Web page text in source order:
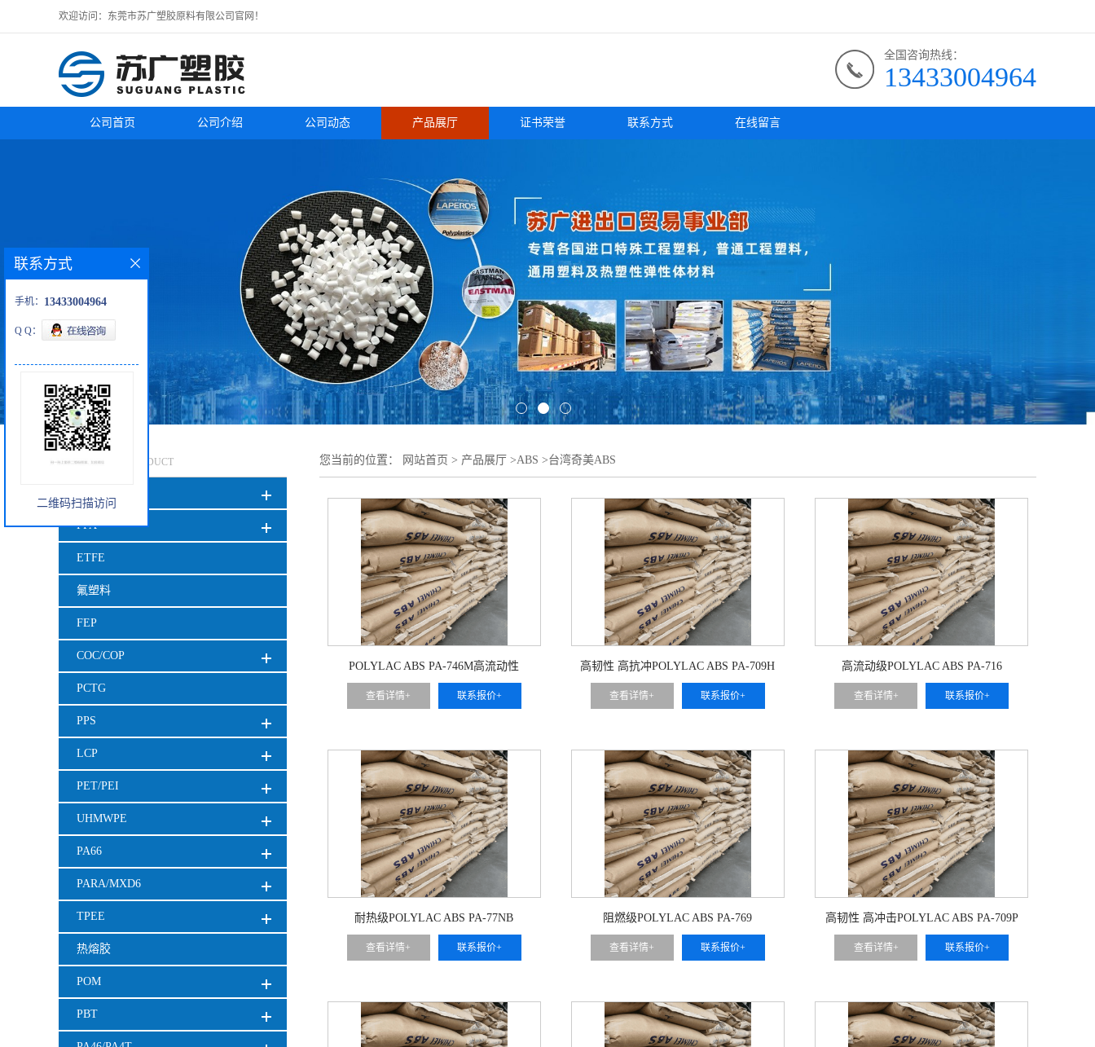
欢迎访问：东莞市苏广塑胶原料有限公司官网！
全国咨询热线：
13433004964
公司首页 公司介绍 公司动态 产品展厅 证书荣誉 联系方式 在线留言
产品中心 PRODUCT
PFA
ETFE
氟塑料
FEP
COC/COP
PCTG
PPS
LCP
PET/PEI
UHMWPE
PA66
PARA/MXD6
TPEE
热熔胶
POM
PBT
您当前的位置： 网站首页 > 产品展厅 >ABS >台湾奇美ABS
POLYLAC ABS PA-746M高流动性
查看详情+ 联系报价+
高韧性 高抗冲POLYLAC ABS PA-709H
查看详情+ 联系报价+
高流动级POLYLAC ABS PA-716
查看详情+ 联系报价+
耐热级POLYLAC ABS PA-77NB
查看详情+ 联系报价+
阻燃级POLYLAC ABS PA-769
查看详情+ 联系报价+
高韧性 高冲击POLYLAC ABS PA-709P
查看详情+ 联系报价+
联系方式
手机： 13433004964
Q Q：
二维码扫描访问